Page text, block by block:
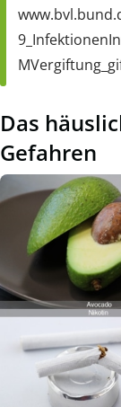
Das
Gefahren